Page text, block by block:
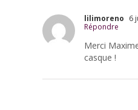
lilimoreno 6
Répondre
Merci
casque !